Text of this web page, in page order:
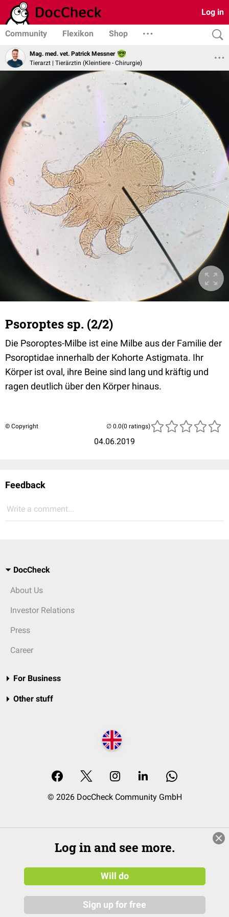
Log in
Community Flexikon Shop
Mag. med. vet. Patrick Messner
Tierarzt | Tierärztin (Kleintiere - Chirurgie)
Psoroptes sp. (2/2)
Die Psoroptes-Milbe ist eine Milbe aus der Familie der
Psoroptidae innerhalb der Kohorte Astigmata. Ihr
Körper ist oval, ihre Beine sind lang und kräftig und
ragen deutlich über den Körper hinaus.
© Copyright
04.06.2019
(0 ratings)
Feedback
Write a comment...
DocCheck
About Us
Investor Relations
Press
Career
For Business
Other stuff
© 2026 DocCheck Community GmbH
Log in and see more.
Will do
Sign up for free